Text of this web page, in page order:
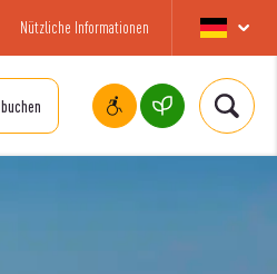
Nützliche Informationen
buchen